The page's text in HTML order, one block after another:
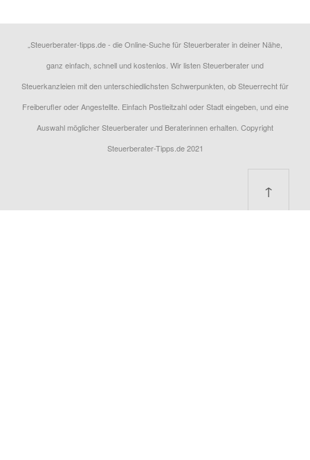
„Steuerberater-tipps.de - die Online-Suche für Steuerberater in deiner Nähe,
ganz einfach, schnell und kostenlos. Wir listen Steuerberater und
Steuerkanzleien mit den unterschiedlichsten Schwerpunkten, ob Steuerrecht für
Freiberufler oder Angestellte. Einfach Postleitzahl oder Stadt eingeben, und eine
Auswahl möglicher Steuerberater und Beraterinnen erhalten. Copyright
Steuerberater-Tipps.de 2021
↑